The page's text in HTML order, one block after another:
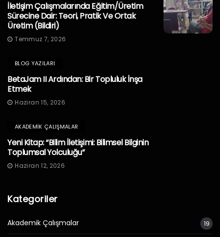
İletişim Çalışmalarında Eğitim/Üretim
Sürecine Dair: Teori, Pratik Ve Ortak
Üretim (Bildiri)
Temmuz 7, 2026
BLOG YAZILARI
BetaJam II Ardından: Bir Topluluk İnşa
Etmek
Haziran 15, 2026
AKADEMIK ÇALIŞMALAR
Yeni Kitap: “Bilim İletişimi: Bilimsel Bilginin
Toplumsal Yolculuğu”
Haziran 12, 2026
Kategoriler
Akademik Çalışmalar 19